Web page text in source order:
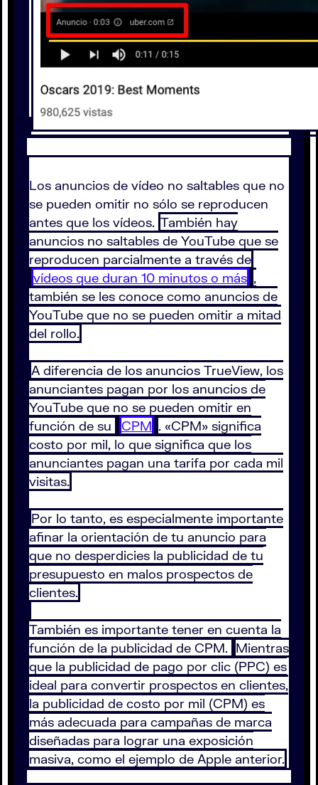
Los anuncios de vídeo no saltables que no
se pueden omitir no sólo se reproducen
antes que los vídeos. También hay
anuncios no saltables de YouTube que se
reproducen parcialmente a través de
vídeos que duran 10 minutos o más ,
también se les conoce como anuncios de
YouTube que no se pueden omitir a mitad
del rollo.
A diferencia de los anuncios TrueView, los
anunciantes pagan por los anuncios de
YouTube que no se pueden omitir en
función de su
CPM . «CPM» significa
costo por mil, lo que significa que los
anunciantes pagan una tarifa por cada mil
visitas.
Por lo tanto, es especialmente importante
afinar la orientación de tu anuncio para
que no desperdicies la publicidad de tu
presupuesto en malos prospectos de
clientes.
También es importante tener en cuenta la
función de la publicidad de CPM. Mientras
que la publicidad de pago por clic (PPC) es
ideal para convertir prospectos en clientes,
la publicidad de costo por mil (CPM) es
más adecuada para campañas de marca
diseñadas para lograr una exposición
masiva, como el ejemplo de Apple anterior.